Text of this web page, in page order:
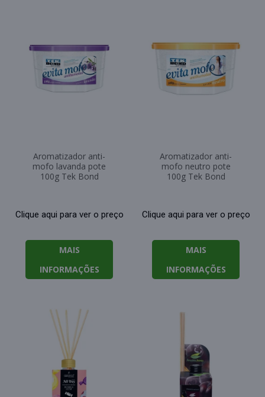
Aromatizador anti-
mofo lavanda pote
100g Tek Bond
Clique aqui para ver o preço
MAIS
INFORMAÇÕES
Aromatizador anti-
mofo neutro pote
100g Tek Bond
Clique aqui para ver o preço
MAIS
INFORMAÇÕES